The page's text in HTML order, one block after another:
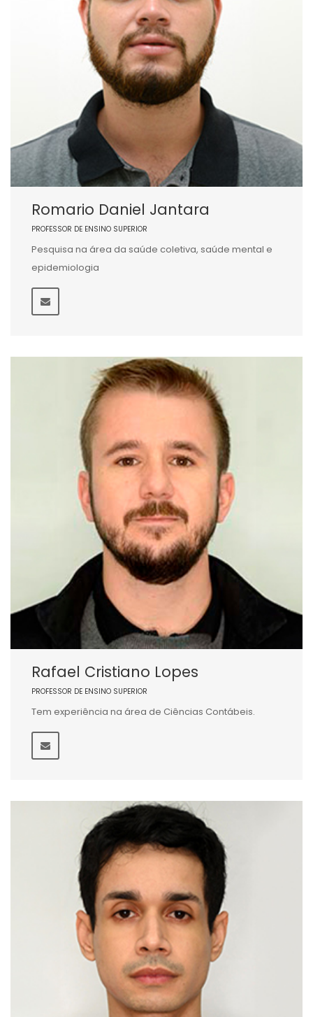
Romario Daniel Jantara
PROFESSOR DE ENSINO SUPERIOR
Pesquisa na área da saúde coletiva, saúde mental e
epidemiologia
Rafael Cristiano Lopes
PROFESSOR DE ENSINO SUPERIOR
Tem experiência na área de Ciências Contábeis.